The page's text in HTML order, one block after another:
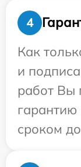
4
Как
и
работ Вы
гарантию
сроком